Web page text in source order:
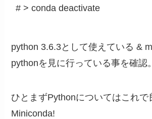
# > conda deactivate
python 3.6.3として使えている &
pythonを見に行っている事を確認。
ひとまずPythonについてはこれで
Miniconda!